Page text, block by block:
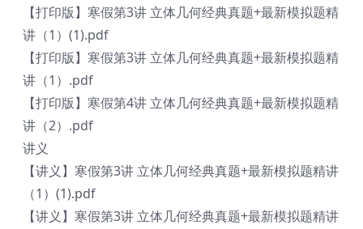
【打印版】寒假第3讲 立体几何经典真题+最新模拟题精
讲（1）(1).pdf
【打印版】寒假第3讲 立体几何经典真题+最新模拟题精
讲（1）.pdf
【打印版】寒假第4讲 立体几何经典真题+最新模拟题精
讲（2）.pdf
讲义
【讲义】寒假第3讲 立体几何经典真题+最新模拟题精讲
（1）(1).pdf
【讲义】寒假第3讲 立体几何经典真题+最新模拟题精讲